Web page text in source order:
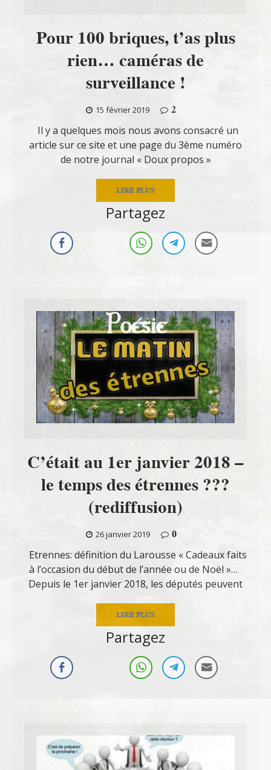
Pour 100 briques, t’as plus
rien… caméras de
surveillance !
15 février 2019
2
Il y a quelques mois nous avons consacré un
article sur ce site et une page du 3ème numéro
de notre journal « Doux propos »
LIRE PLUS
Partagez
C’était au 1er janvier 2018 –
le temps des étrennes ???
(rediffusion)
26 janvier 2019
0
Etrennes: définition du Larousse « Cadeaux faits
à l’occasion du début de l’année ou de Noël »…
Depuis le 1er janvier 2018, les députés peuvent
LIRE PLUS
Partagez